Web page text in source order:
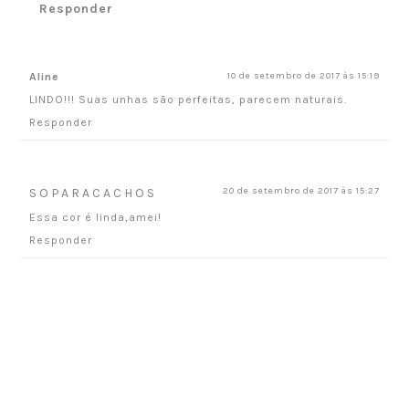
Responder
Aline 10 de setembro de 2017 às 15:19
LINDO!!! Suas unhas são perfeitas, parecem naturais.
Responder
SOPARACACHOS 20 de setembro de 2017 às 15:27
Essa cor é linda,amei!
Responder